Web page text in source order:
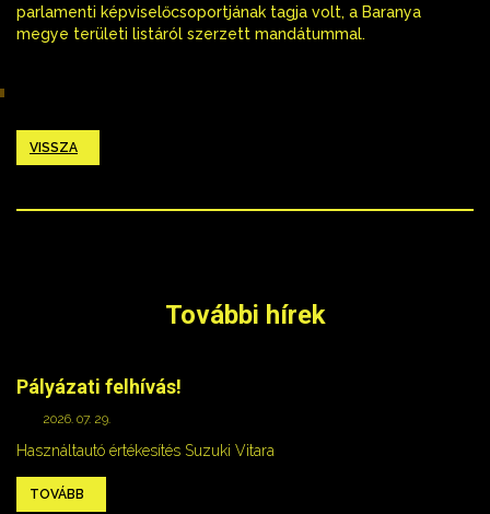
parlamenti képviselőcsoportjának tagja volt, a Baranya
megye területi listáról szerzett mandátummal.
VISSZA
További hírek
Pályázati felhívás!
2026. 07. 29.
Használtautó értékesítés Suzuki Vitara
TOVÁBB